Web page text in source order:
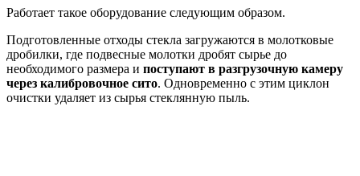
Работает такое оборудование следующим образом.
Подготовленные отходы стекла загружаются в молотковые
дробилки, где подвесные молотки дробят сырье до
необходимого размера и поступают в разгрузочную камеру
через калибровочное сито. Одновременно с этим циклон
очистки удаляет из сырья стеклянную пыль.